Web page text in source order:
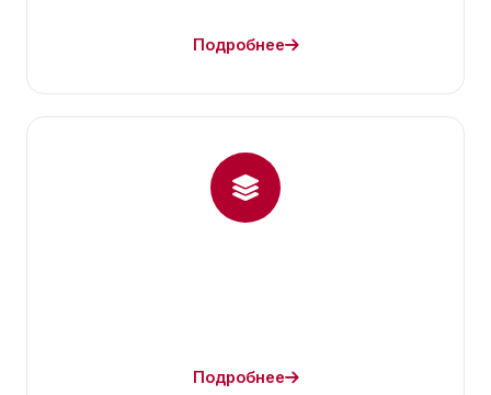
Подробнее
Подробнее